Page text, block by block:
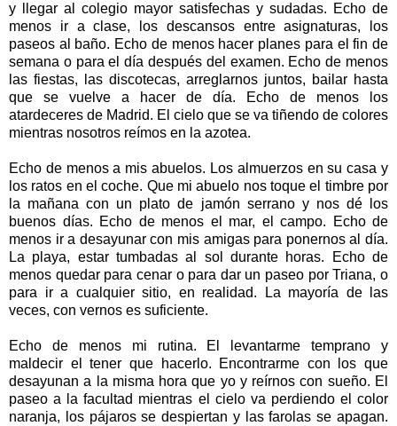
y llegar al colegio mayor satisfechas y sudadas. Echo de
menos ir a clase, los descansos entre asignaturas, los
paseos al baño. Echo de menos hacer planes para el fin de
semana o para el día después del examen. Echo de menos
las fiestas, las discotecas, arreglarnos juntos, bailar hasta
que se vuelve a hacer de día. Echo de menos los
atardeceres de Madrid. El cielo que se va tiñendo de colores
mientras nosotros reímos en la azotea.
Echo de menos a mis abuelos. Los almuerzos en su casa y
los ratos en el coche. Que mi abuelo nos toque el timbre por
la mañana con un plato de jamón serrano y nos dé los
buenos días. Echo de menos el mar, el campo. Echo de
menos ir a desayunar con mis amigas para ponernos al día.
La playa, estar tumbadas al sol durante horas. Echo de
menos quedar para cenar o para dar un paseo por Triana, o
para ir a cualquier sitio, en realidad. La mayoría de las
veces, con vernos es suficiente.
Echo de menos mi rutina. El levantarme temprano y
maldecir el tener que hacerlo. Encontrarme con los que
desayunan a la misma hora que yo y reírnos con sueño. El
paseo a la facultad mientras el cielo va perdiendo el color
naranja, los pájaros se despiertan y las farolas se apagan.